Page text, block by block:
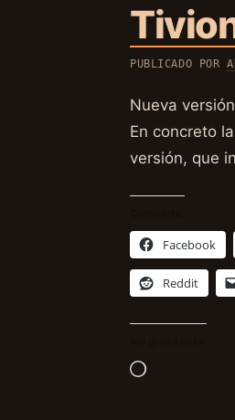
PUBLICADO POR
Nueva
En concreto
versión, que
Facebook
Reddit
Cargando...